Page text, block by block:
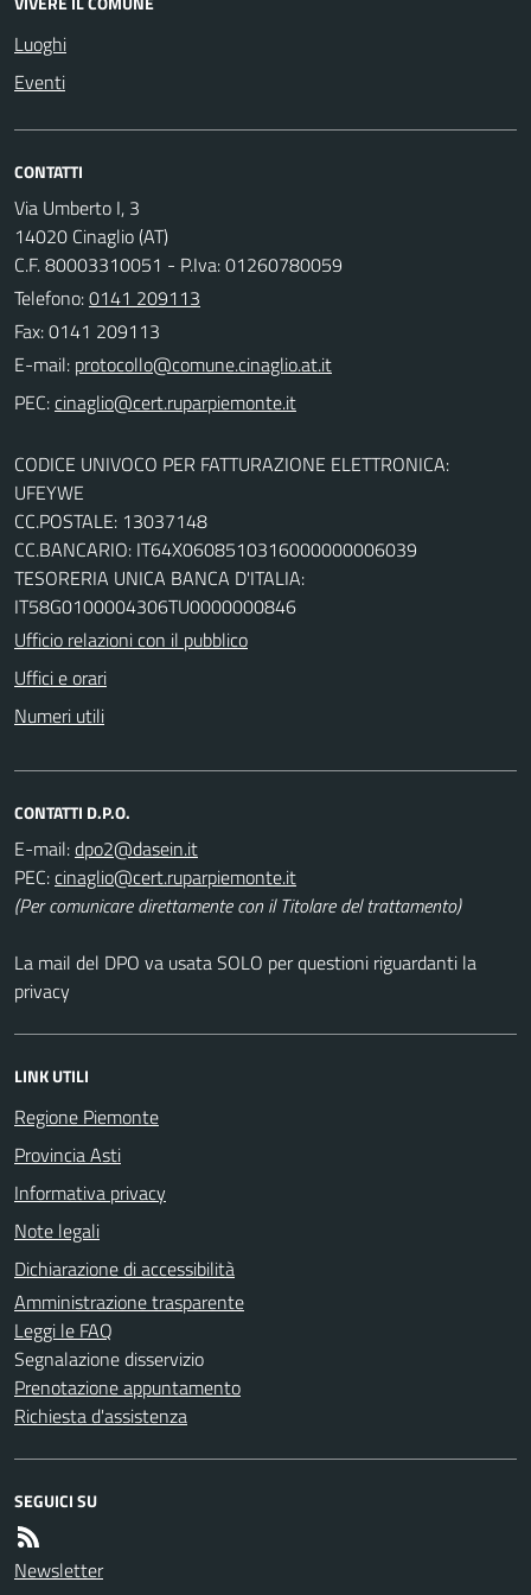
Luoghi
Eventi
CONTATTI
Via Umberto I, 3
14020 Cinaglio (AT)
C.F. 80003310051 - P.Iva: 01260780059
Telefono:0141 209113
Fax: 0141 209113
E-mail:
PEC:
CODICE UNIVOCO PER FATTURAZIONE ELETTRONICA:
UFEYWE
CC.POSTALE: 13037148
CC.BANCARIO: IT64X0608510316000000006039
TESORERIA UNICA BANCA D'ITALIA:
IT58G0100004306TU0000000846
Ufficio relazioni con il pubblico
Uffici e orari
Numeri utili
CONTATTI D.P.O.
E-mail:
PEC:
(Per comunicare direttamente con il Titolare del trattamento)
La mail del DPO va usata SOLO per questioni riguardanti la
privacy
LINK UTILI
Regione Piemonte
Provincia Asti
Informativa privacy
Note legali
Dichiarazione di accessibilità
Amministrazione trasparente
Leggi le FAQ
Segnalazione disservizio
Prenotazione appuntamento
Richiesta d'assistenza
SEGUICI SU
Newsletter